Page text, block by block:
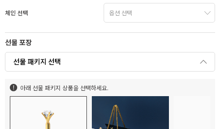
체인 선택
선물 포장
선물 패키지 선택
아래 선물 패키지 상품을 선택하세요.